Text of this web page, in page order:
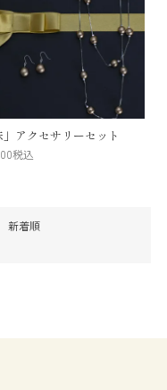
」アクセサリーセット
税込
新着順